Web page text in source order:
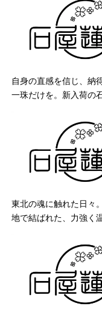
自身の直感を信じ、納
一珠だけを。新入荷の
東北の魂に触れた日々
地で結ばれた、力強く